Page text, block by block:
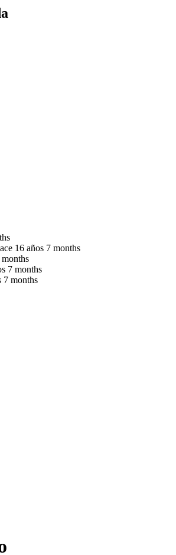
16 años 7 months
months
7 months
7 months